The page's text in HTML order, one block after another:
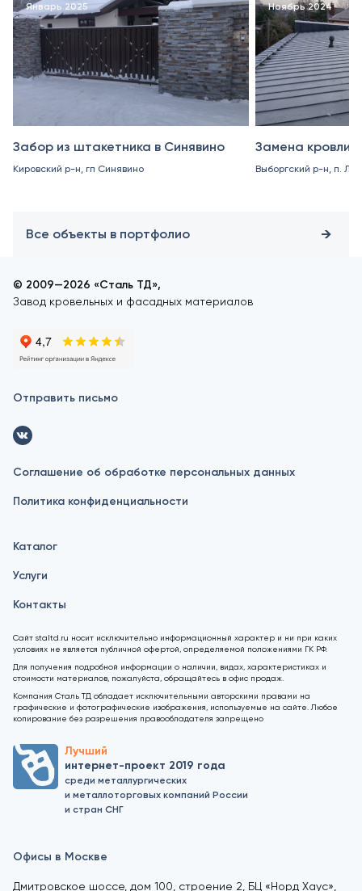
Январь 2025
Забор из штакетника в Синявино
Кировский р-н, гп Синявино
Ноябрь 2024
Замена кровли
Выборгский р-н, п.
Все объекты в портфолио
© 2009—2026 «Сталь ТД»,
Завод кровельных и фасадных материалов
Отправить письмо
Соглашение об обработке персональных данных
Политика конфиденциальности
Каталог
Услуги
Контакты
Сайт staltd.ru носит исключительно информационный характер и ни при каких
условиях не является публичной офертой, определяемой положениями ГК РФ.
Для получения подробной информации о наличии, видах, характеристиках и
стоимости материалов, пожалуйста, обращайтесь в офис продаж.
Компания Сталь ТД обладает исключительными авторскими правами на
графические и фотографические изображения, используемые на сайте. Любое
копирование без разрешения правообладателя запрещено
Лучший
интернет-проект 2019 года
среди металлургических
и металлоторговых компаний России
и стран СНГ
Офисы в Москве
Дмитровское шоссе, дом 100, строение 2, БЦ «Норд Хаус»,